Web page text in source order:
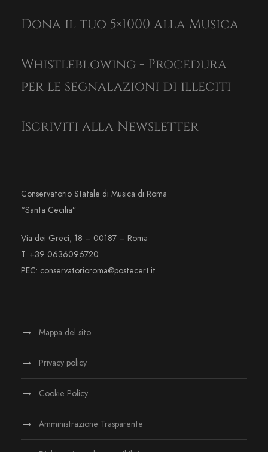
Dona il tuo 5×1000 alla Musica
Whistleblowing - Procedura
per le segnalazioni di illeciti
Iscriviti alla Newsletter
Conservatorio Statale di Musica di Roma
“Santa Cecilia”
Via dei Greci, 18 – 00187 – Roma
T. +39 0636096720
PEC: conservatorioroma@postecert.it
Mappa del sito
Privacy policy
Cookie Policy
Amministrazione Trasparente